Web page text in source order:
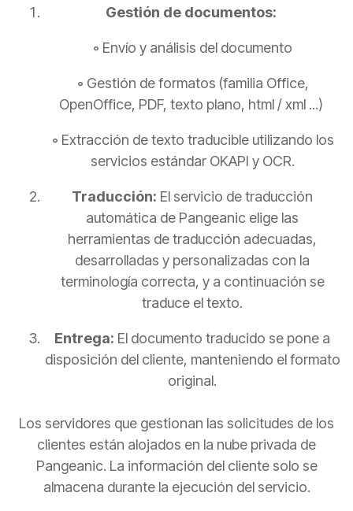
Gestión de documentos:
◦ Envío y análisis del documento
◦ Gestión de formatos (familia Office,
OpenOffice, PDF, texto plano, html / xml ...)
◦ Extracción de texto traducible utilizando los
servicios estándar OKAPI y OCR.
Traducción: El servicio de traducción
automática de Pangeanic elige las
herramientas de traducción adecuadas,
desarrolladas y personalizadas con la
terminología correcta, y a continuación se
traduce el texto.
Entrega: El documento traducido se pone a
disposición del cliente, manteniendo el formato
original.
Los servidores que gestionan las solicitudes de los
clientes están alojados en la nube privada de
Pangeanic. La información del cliente solo se
almacena durante la ejecución del servicio.